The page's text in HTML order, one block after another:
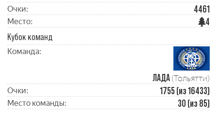
Очки: 4461
Место:
4
Кубок команд
Команда:
ЛАДА (Тольятти)
Очки: 1755 (из 16433)
Место команды: 30 (из 85)